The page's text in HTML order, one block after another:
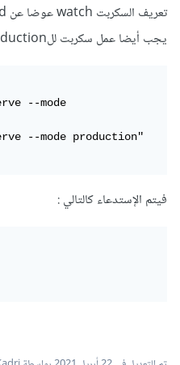
يجب أيضا عمل سكربت للproduction :
فيتم الإستدعاء كالتالي :